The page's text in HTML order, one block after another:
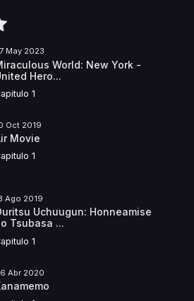
May 2023
World: New York -
Hero...
1
Oct 2019
Movie
1
Ago 2019
Uchuugun: Honneamise
Tsubasa ...
1
Abr 2020